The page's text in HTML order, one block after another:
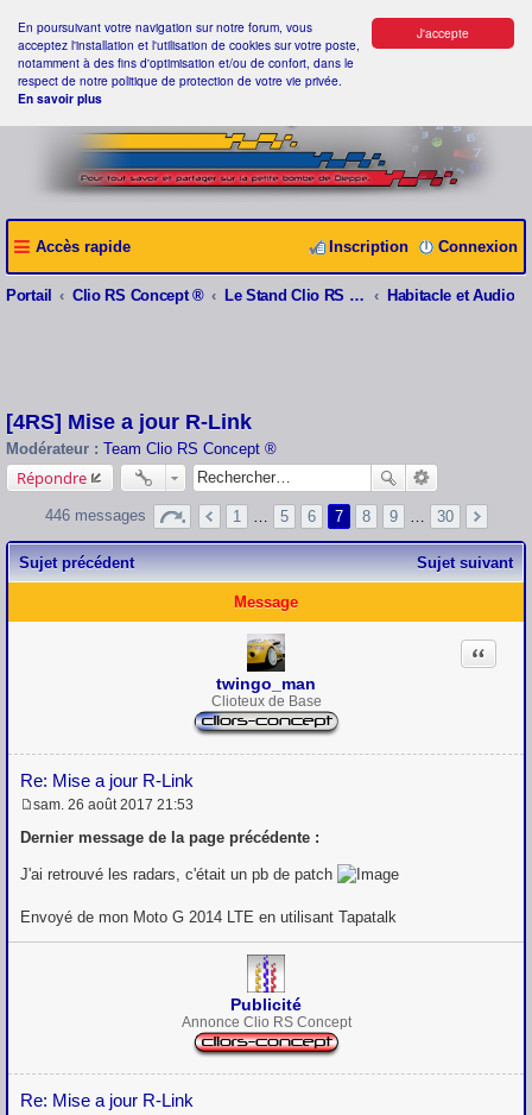
J'accepte
En poursuivant votre navigation sur notre forum, vous
acceptez l'installation et l'utilisation de cookies sur votre poste,
notamment à des fins d'optimisation et/ou de confort, dans le
respect de notre politique de protection de votre vie privée.
En savoir plus
Accès rapide Connexion
Inscription
Portail Clio RS Concept ® Le Stand Clio RS Concept ® Habitacle et Audio
[4RS] Mise a jour R-Link
Modérateur : Team Clio RS Concept ®
Répondre
446 messages 1 5 6 7 8 9 30
Sujet précédent Sujet suivant
Message
twingo_man
Clioteux de Base
Re: Mise a jour R-Link
Citation
e
s
a
e
sam. 26 août 2017 21:53
Dernier message de la page précédente :
J'ai retrouvé les radars, c'était un pb de patch
Envoyé de mon Moto G 2014 LTE en utilisant Tapatalk
Publicité
Annonce Clio RS Concept
Re: Mise a jour R-Link